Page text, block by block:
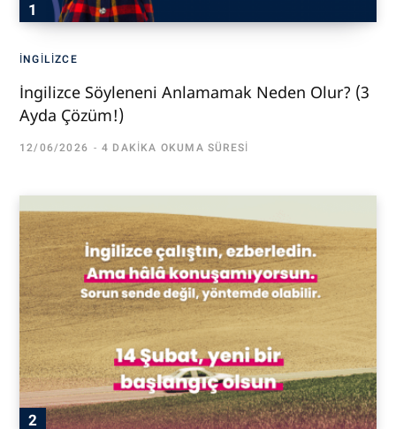
İNGILIZCE
İngilizce Söyleneni Anlamamak Neden Olur? (3
Ayda Çözüm!)
12/06/2026 4 DAKIKA OKUMA SÜRESI